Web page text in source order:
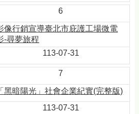
6
像行銷宣導臺北市庇護工場微電
-尋夢旅程
113-07-31
7
「黑暗陽光」社會企業紀實(完整版)
113-07-31